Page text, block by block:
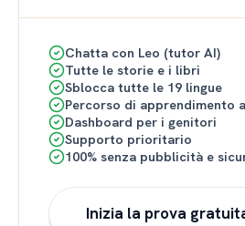
Chatta con Leo (tutor AI)
Tutte le storie e i libri
Sblocca tutte le 19 lingue
Percorso di apprendimento
Dashboard per i genitori
Supporto prioritario
100% senza pubblicità e
Inizia la prova